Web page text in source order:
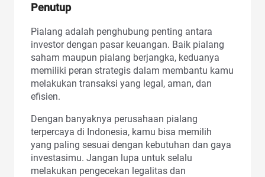
Penutup
Pialang adalah penghubung penting antara
investor dengan pasar keuangan. Baik pialang
saham maupun pialang berjangka, keduanya
memiliki peran strategis dalam membantu kamu
melakukan transaksi yang legal, aman, dan
efisien.
Dengan banyaknya perusahaan pialang
terpercaya di Indonesia, kamu bisa memilih
yang paling sesuai dengan kebutuhan dan gaya
investasimu. Jangan lupa untuk selalu
melakukan pengecekan legalitas dan